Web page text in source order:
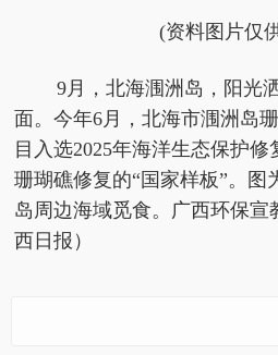
(资料图片仅
9月，北海涠洲岛，阳光
面。今年6月，北海市涠洲岛
目入选2025年海洋生态保护
珊瑚礁修复的“国家样板”。图
岛周边海域觅食。广西环保
西日报）